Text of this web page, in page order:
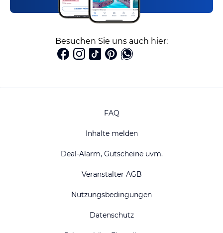
Besuchen Sie uns auch hier:
FAQ
Inhalte melden
Deal-Alarm, Gutscheine uvm.
Veranstalter AGB
Nutzungsbedingungen
Datenschutz